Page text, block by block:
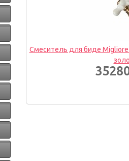
Смеситель для биде Migliore